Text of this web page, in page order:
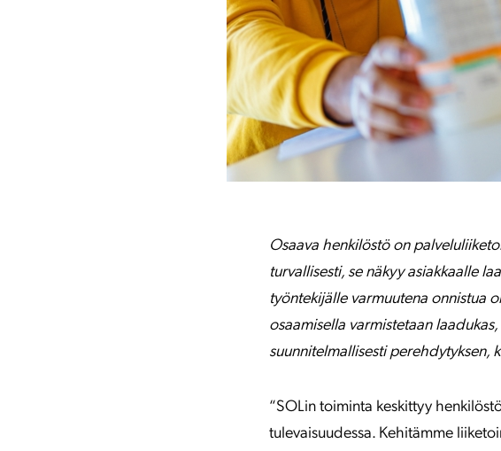
Osaava henkilöstö on
turvallisesti, se näkyy asiakkaalle
työntekijälle varmuutena onnistua
osaamisella varmistetaan
suunnitelmallisesti perehdytyksen,
“SOLin toiminta keskittyy
tulevaisuudessa. Kehitämme